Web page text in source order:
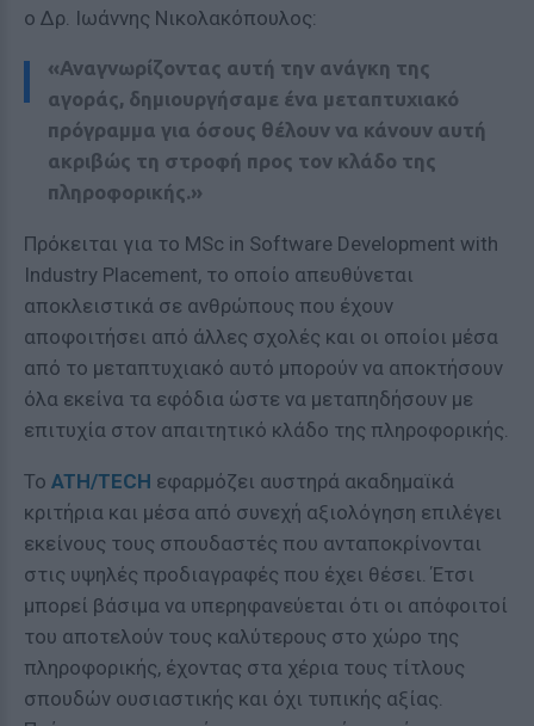
ο Δρ. Ιωάννης Νικολακόπουλος:
«Αναγνωρίζοντας αυτή την ανάγκη της
αγοράς, δημιουργήσαμε ένα μεταπτυχιακό
πρόγραμμα για όσους θέλουν να κάνουν αυτή
ακριβώς τη στροφή προς τον κλάδο της
πληροφορικής.»
Πρόκειται για το MSc in Software Development with
Industry Placement, το οποίο απευθύνεται
αποκλειστικά σε ανθρώπους που έχουν
αποφοιτήσει από άλλες σχολές και οι οποίοι μέσα
από το μεταπτυχιακό αυτό μπορούν να αποκτήσουν
όλα εκείνα τα εφόδια ώστε να μεταπηδήσουν με
επιτυχία στον απαιτητικό κλάδο της πληροφορικής.
Το ATH/TECH εφαρμόζει αυστηρά ακαδημαϊκά
κριτήρια και μέσα από συνεχή αξιολόγηση επιλέγει
εκείνους τους σπουδαστές που ανταποκρίνονται
στις υψηλές προδιαγραφές που έχει θέσει. Έτσι
μπορεί βάσιμα να υπερηφανεύεται ότι οι απόφοιτοί
του αποτελούν τους καλύτερους στο χώρο της
πληροφορικής, έχοντας στα χέρια τους τίτλους
σπουδών ουσιαστικής και όχι τυπικής αξίας.